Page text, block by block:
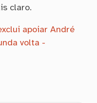
claro.
apoiar André
volta -